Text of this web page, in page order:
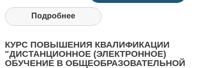
Подробнее
КУРС ПОВЫШЕНИЯ КВАЛИФИКАЦИИ
"ДИСТАНЦИОННОЕ (ЭЛЕКТРОННОЕ)
ОБУЧЕНИЕ В ОБЩЕОБРАЗОВАТЕЛЬНОЙ